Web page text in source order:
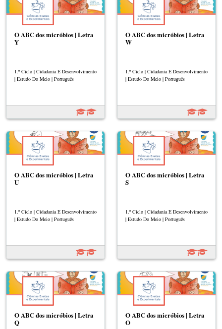
O ABC dos micróbios | Letra
Y
1.º Ciclo | Cidadania E Desenvolvimento
| Estudo Do Meio | Português
O ABC dos micróbios | Letra
W
1.º Ciclo | Cidadania E Desenvolvimento
| Estudo Do Meio | Português
O ABC dos micróbios | Letra
U
1.º Ciclo | Cidadania E Desenvolvimento
| Estudo Do Meio | Português
O ABC dos micróbios | Letra
S
1.º Ciclo | Cidadania E Desenvolvimento
| Estudo Do Meio | Português
O ABC dos micróbios | Letra
Q
O ABC dos micróbios | Letra
O